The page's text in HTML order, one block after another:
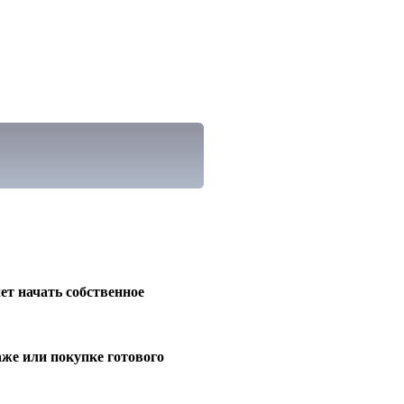
начать собственное
или покупке готового